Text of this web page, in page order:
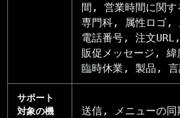
間, 営業時間に関す
専門科, 属性ロゴ,
電話番号, 注文
販促メッセージ,
臨時休業, 製品,
サポート
対象の機
送信, メニューの同